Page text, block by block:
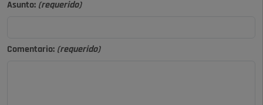
Asunto: (requerido)
Comentario: (requerido)